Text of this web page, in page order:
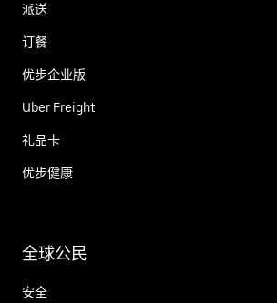
派送
订餐
优步企业版
Uber Freight
礼品卡
优步健康
全球公民
安全